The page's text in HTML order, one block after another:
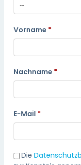
Vorname
Nachname
E-Mail
Die